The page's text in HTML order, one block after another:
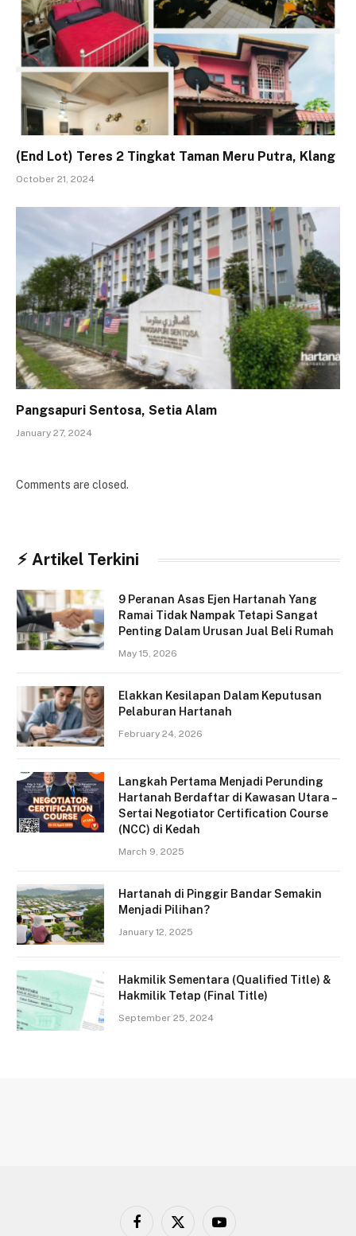
(End Lot) Teres 2 Tingkat Taman Meru Putra, Klang
October 21, 2024
Pangsapuri Sentosa, Setia Alam
January 27, 2024
Comments are closed.
⚡︎ Artikel Terkini
9 Peranan Asas Ejen Hartanah Yang
Ramai Tidak Nampak Tetapi Sangat
Penting Dalam Urusan Jual Beli Rumah
May 15, 2026
Elakkan Kesilapan Dalam Keputusan
Pelaburan Hartanah
February 24, 2026
Langkah Pertama Menjadi Perunding
Hartanah Berdaftar di Kawasan Utara –
Sertai Negotiator Certification Course
(NCC) di Kedah
March 9, 2025
Hartanah di Pinggir Bandar Semakin
Menjadi Pilihan?
January 12, 2025
Hakmilik Sementara (Qualified Title) &
Hakmilik Tetap (Final Title)
September 25, 2024
Facebook
X YouTube